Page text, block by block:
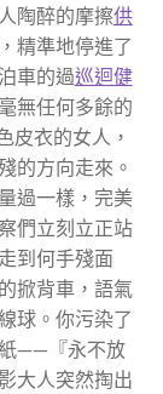
陶醉的摩擦供
精準地停進了
車的過巡迴健
無任何多餘的
皮衣的女人，
的方向走來。
過一樣，完美
們立刻立正站
到何手殘面
掀背車，語氣
球。你污染了
——『永不放
大人突然掏出